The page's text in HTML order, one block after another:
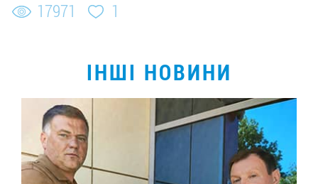
17971 1
ІНШІ НОВИНИ